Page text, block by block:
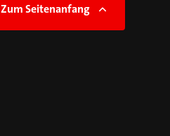
Zum Seitenanfang